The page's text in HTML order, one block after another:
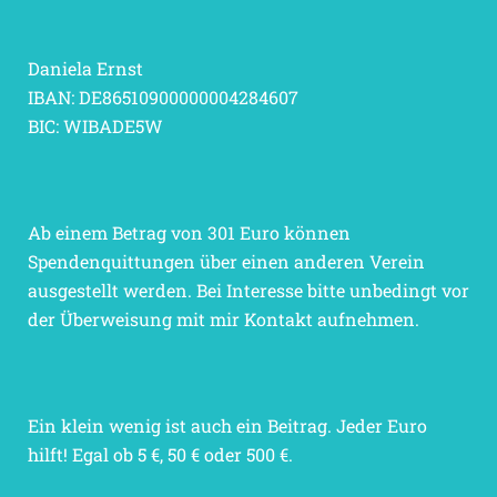
Daniela Ernst
IBAN: DE86510900000004284607
BIC: WIBADE5W
Ab einem Betrag von 301 Euro können
Spendenquittungen über einen anderen Verein
ausgestellt werden. Bei Interesse bitte unbedingt vor
der Überweisung mit mir Kontakt aufnehmen.
Ein klein wenig ist auch ein Beitrag. Jeder Euro
hilft! Egal ob 5 €, 50 € oder 500 €.